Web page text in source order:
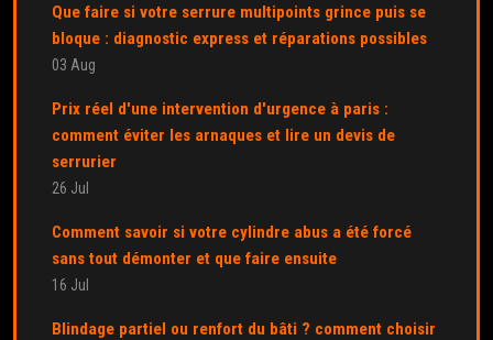
Que faire si votre serrure multipoints grince puis se
bloque : diagnostic express et réparations possibles
03 Aug
Prix réel d'une intervention d'urgence à paris :
comment éviter les arnaques et lire un devis de
serrurier
26 Jul
Comment savoir si votre cylindre abus a été forcé
sans tout démonter et que faire ensuite
16 Jul
Blindage partiel ou renfort du bâti ? comment choisir